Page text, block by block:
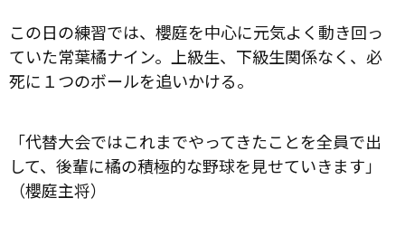
この日の練習では、櫻庭を中心に元気よく動き回っ
ていた常葉橘ナイン。上級生、下級生関係なく、必
死に１つのボールを追いかける。
「代替大会ではこれまでやってきたことを全員で出
して、後輩に橘の積極的な野球を見せていきます」
（櫻庭主将）